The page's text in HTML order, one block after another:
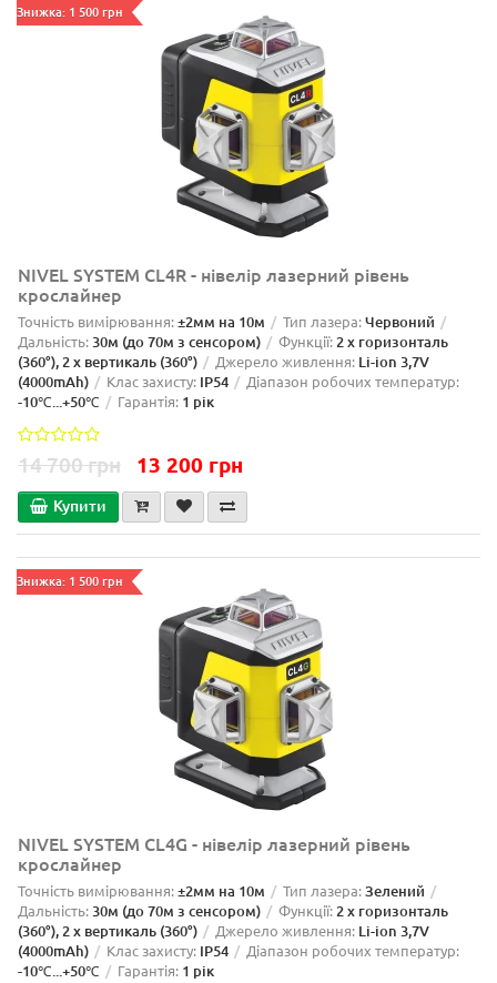
Знижка: 1 500 грн
NIVEL SYSTEM CL4R - нівелір лазерний рівень
крослайнер
Точність вимірювання:±2мм на 10м Тип лазера:Червоний
Дальність:30м (до 70м з сенсором) Функції:2 x горизонталь
(360°), 2 x вертикаль (360°)
Джерело живлення: Li-ion 3,7V
(4000mAh)
Клас захисту: IP54 Діапазон робочих температур:
-10℃...+50℃ Гарантія: 1 рік
14 700 грн 13 200 грн
Купити
Знижка: 1 500 грн
NIVEL SYSTEM CL4G - нівелір лазерний рівень
крослайнер
Точність вимірювання:±2мм на 10м Тип лазера:Зелений
Дальність:30м (до 70м з сенсором) Функції:2 x горизонталь
(360°), 2 x вертикаль (360°)
Джерело живлення: Li-ion 3,7V
(4000mAh)
Клас захисту: IP54 Діапазон робочих температур:
-10℃...+50℃ Гарантія: 1 рік